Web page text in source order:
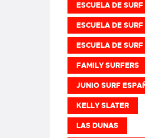
ESCUELA DE
ESCUELA DE
ESCUELA DE
FAMILY SURFERS
JUNIO SURF
KELLY SLATER
LAS DUNAS